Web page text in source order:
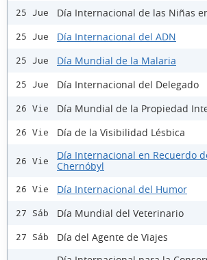
25 Jue Día Internacional de las Niñas
25 Jue Día Internacional del ADN
25 Jue Día Mundial de la Malaria
25 Jue Día Internacional del Delegado
26 Vie Día Mundial de la Propiedad
26 Vie Día de la Visibilidad Lésbica
26 Vie
Día Internacional en Recuerdo
Chernóbyl
26 Vie Día Internacional del Humor
27 Sáb Día Mundial del Veterinario
27 Sáb Día del Agente de Viajes